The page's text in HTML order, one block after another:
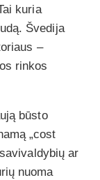
kuria
Švedija
–
rinkos
būsto
„cost
ar
nuoma